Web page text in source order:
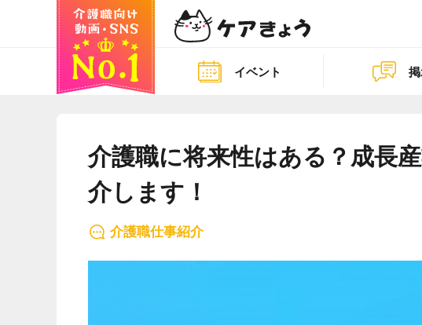
イベント
介護職に将来性はある？成長
介します！
介護職仕事紹介